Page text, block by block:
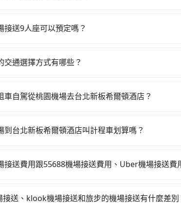
接送9人座可以預定嗎？
交通選擇方式有哪些？
是一種快捷和經濟實惠的交通方式。 2. 公車/客運
爭議。 4. 預約機場接送：可以提前預訂服務，安
、時間和行程安排。建議您提前了解並根據自己的
車自駕從桃園機場去台北新板希爾頓酒店？
Yaris、Nissan Kicks，一天租金$1,500起，
是需要一次租用多天，如此預計小轎車的花費至
到台北新板希爾頓酒店叫計程車划算嗎？
考慮打電話至桃園機場附近的計程車隊，如菓林計
接送費用跟55688機場接送費用、Uber機場接送費
旅步提供的固定車資模式，除了能讓旅客更容易
送、klook機場接送和旅步的機場接送有什麼差別